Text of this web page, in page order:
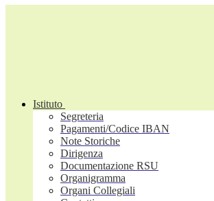
Istituto
Segreteria
Pagamenti/Codice IBAN
Note Storiche
Dirigenza
Documentazione RSU
Organigramma
Organi Collegiali